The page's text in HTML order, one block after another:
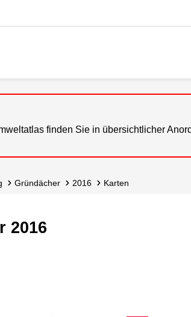
finden Sie in übersichtlicher
Gründächer 2016 Karten
2016